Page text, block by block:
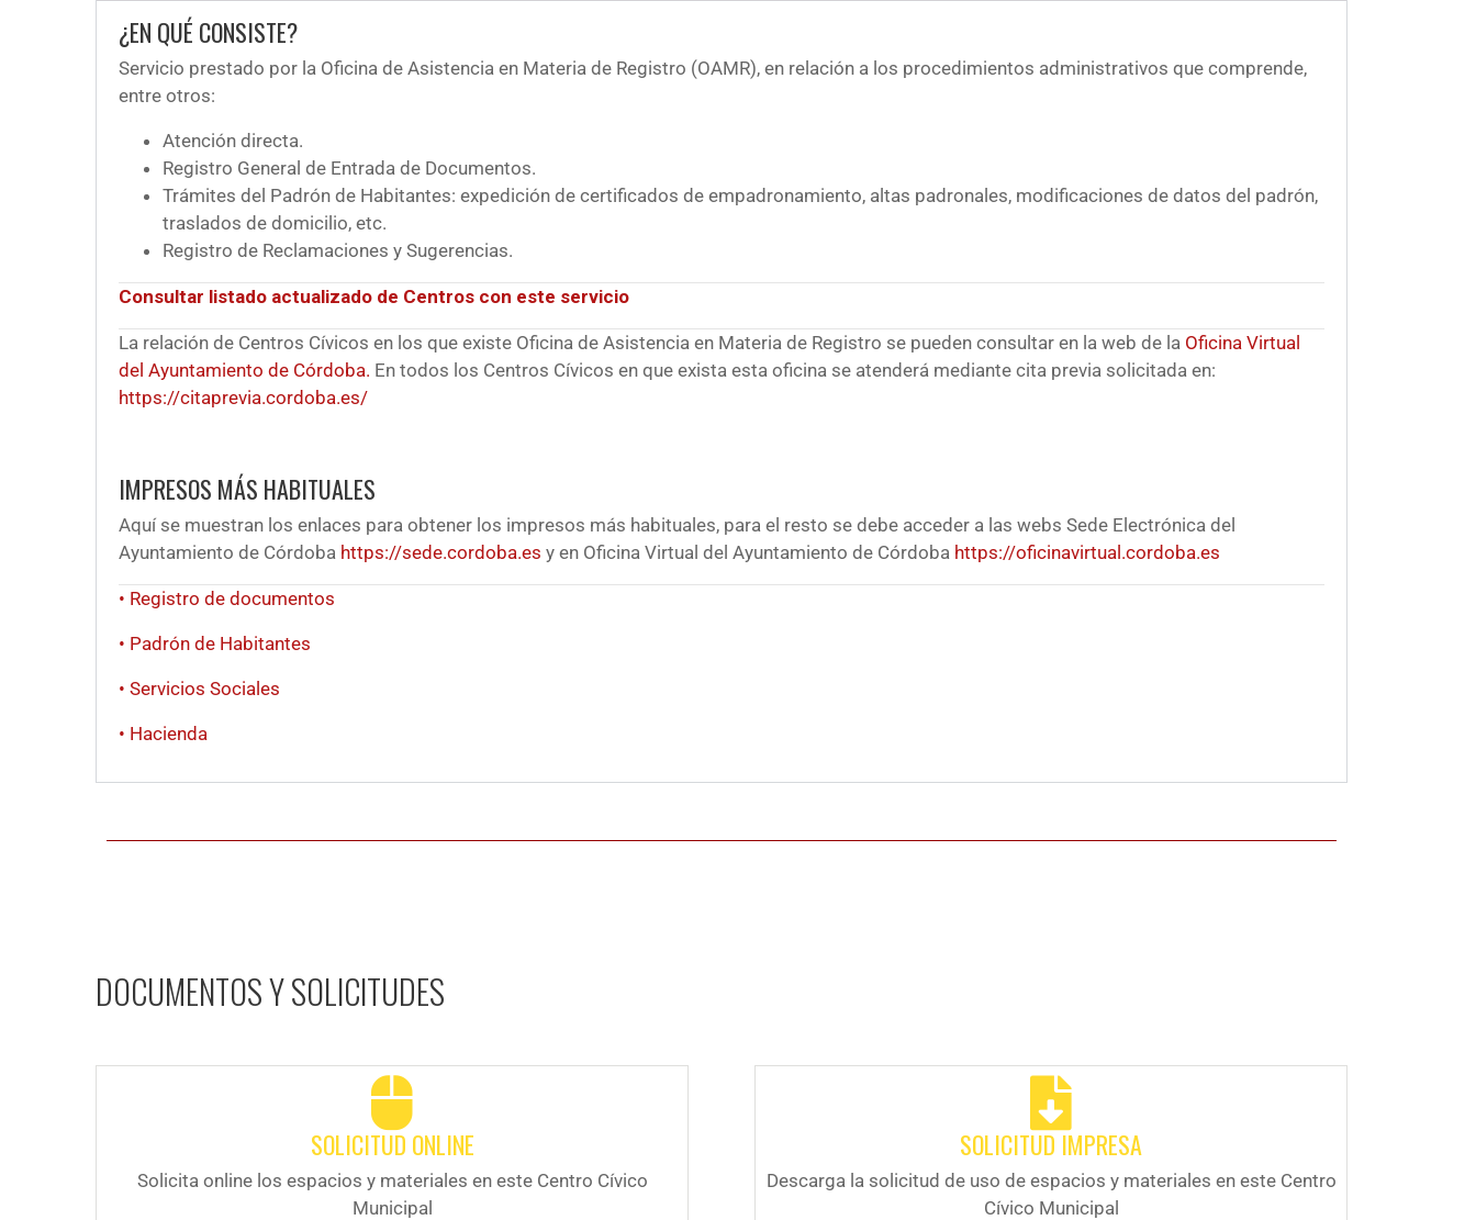
¿EN QUÉ CONSISTE?
Servicio prestado por la Oficina de Asistencia en Materia de Registro (OAMR), en relación a los procedimientos administrativos que comprende,
entre otros:
Atención directa.
Registro General de Entrada de Documentos.
Trámites del Padrón de Habitantes: expedición de certificados de empadronamiento, altas padronales, modificaciones de datos del padrón,
traslados de domicilio, etc.
Registro de Reclamaciones y Sugerencias.
Consultar listado actualizado de Centros con este servicio
La relación de Centros Cívicos en los que existe Oficina de Asistencia en Materia de Registro se pueden consultar en la web de la Oficina Virtual
del Ayuntamiento de Córdoba. En todos los Centros Cívicos en que exista esta oficina se atenderá mediante cita previa solicitada en:
https://citaprevia.cordoba.es/
IMPRESOS MÁS HABITUALES
Aquí se muestran los enlaces para obtener los impresos más habituales, para el resto se debe acceder a las webs Sede Electrónica del
Ayuntamiento de Córdoba https://sede.cordoba.es y en Oficina Virtual del Ayuntamiento de Córdoba https://oficinavirtual.cordoba.es
• Registro de documentos
• Padrón de Habitantes
• Servicios Sociales
• Hacienda
DOCUMENTOS Y SOLICITUDES
SOLICITUD ONLINE
Solicita online los espacios y materiales en este Centro Cívico
Municipal
SOLICITUD IMPRESA
Descarga la solicitud de uso de espacios y materiales en este Centro
Cívico Municipal